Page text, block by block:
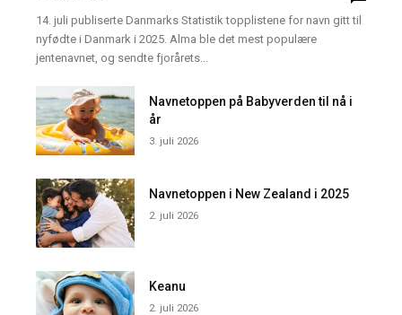
14. juli publiserte Danmarks Statistik topplistene for navn gitt til
nyfødte i Danmark i 2025. Alma ble det mest populære
jentenavnet, og sendte fjorårets...
Navnetoppen på Babyverden til nå i
år
3. juli 2026
Navnetoppen i New Zealand i 2025
2. juli 2026
Keanu
2. juli 2026